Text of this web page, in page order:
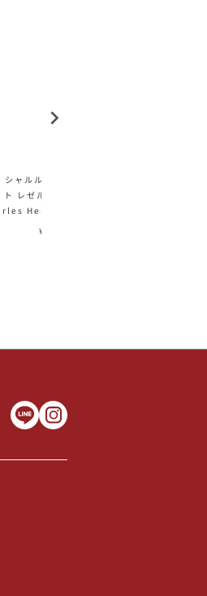
シャルル エドシック ブリュッ
ト レゼルヴ NV レゼルブ Cha
rles Heidsieck Brut Reser
ve フランス シャンパン シャ
¥